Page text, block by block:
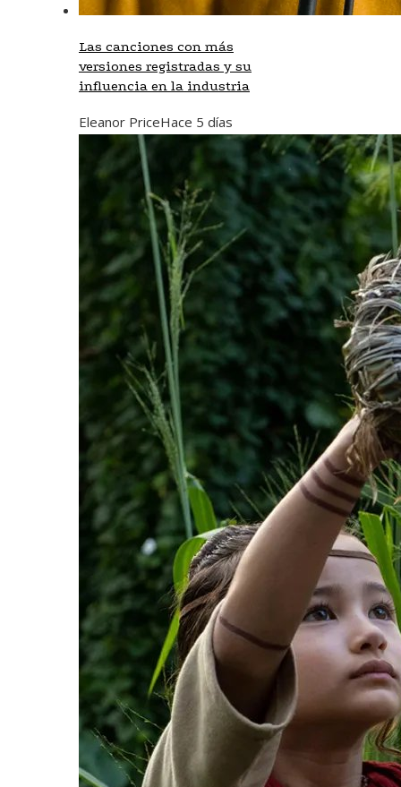
Las canciones con más
versiones registradas y su
influencia en la industria
Eleanor PriceHace 5 días